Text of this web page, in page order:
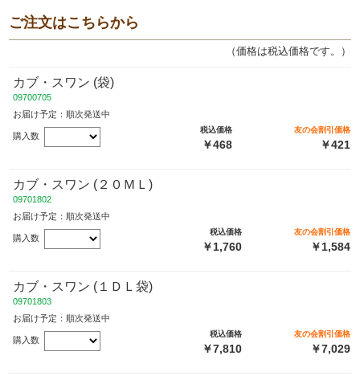
ご注文はこちらから
（価格は税込価格です。）
カブ・スワン (袋)
09700705
お届け予定：順次発送中
購入数
税込価格
￥468
友の会割引価格
￥421
カブ・スワン (２０ＭＬ)
09701802
お届け予定：順次発送中
購入数
税込価格
￥1,760
友の会割引価格
￥1,584
カブ・スワン (１ＤＬ袋)
09701803
お届け予定：順次発送中
購入数
税込価格
￥7,810
友の会割引価格
￥7,029